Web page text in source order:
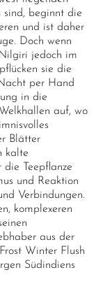
sind, beginnt die
und ist daher
Doch wenn
jedoch im
sie die
per Hand
in die
auf, wo
Blätter
kalte
die Teepflanze
und Reaktion
Verbindungen.
komplexeren
aus der
Winter Flush
Südindiens